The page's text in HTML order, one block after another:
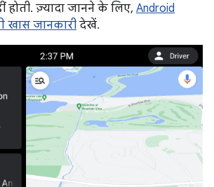
ज़्यादा जानने के लिए, Android
खास जानकारी देखें.